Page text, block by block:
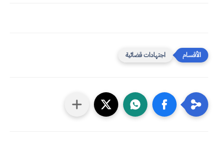
اجتهادات قضائية